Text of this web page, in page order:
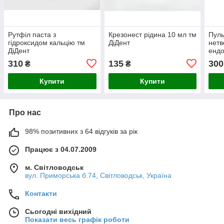
Рутфіл паста з
гідроксидом кальцію тм
ДіДент
310 ₴
Купити
Крезонест рідина 10 мл тм
ДіДент
135₴
Купити
300
Про нас
98% позитивних з 64 відгуків за рік
Працює з 04.07.2009
м. Світловодськ
вул. Приморська б.74, Світловодськ, Україна
Контакти
Сьогодні вихідний
Показати весь графік роботи